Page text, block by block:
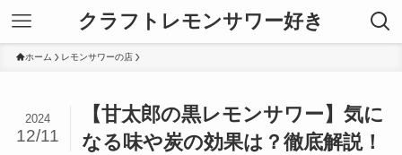
クラフトレモンサワー好き
ホーム レモンサワーの店
【甘太郎の黒レモンサワー】気に
なる味や炭の効果は？徹底解説！
2024
12/11